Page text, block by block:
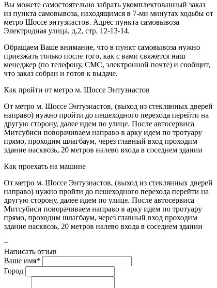
Вы можете самостоятельно забрать укомплектованный заказ
из пункта самовывоза, находящимся в 7-ми минутах ходьбы от
метро Шоссе энтузиастов. Адрес пункта самовывоза
Электродная улица, д.2, стр. 12-13-14.
Обращаем Ваше внимание, что в пункт самовывоза нужно
приезжать только после того, как с вами свяжется наш
менеджер (по телефону, СМС, электронной почте) и сообщит,
что заказ собран и готов к выдаче.
Как пройти от метро м. Шоссе Энтузиастов
От метро м. Шоссе Энтузиастов, (выход из стеклянных дверей
направо) нужно пройти до пешеходного перехода перейти на
другую сторону, далее идем по улице. После автосервиса
Митсубиси поворачиваем направо в арку идем по тротуару
прямо, проходим шлагбаум, через главный вход проходим
здание насквозь, 20 метров налево входа в соседнем здании
Как проехать на машине
От метро м. Шоссе Энтузиастов, (выход из стеклянных дверей
направо) нужно пройти до пешеходного перехода перейти на
другую сторону, далее идем по улице. После автосервиса
Митсубиси поворачиваем направо в арку идем по тротуару
прямо, проходим шлагбаум, через главный вход проходим
здание насквозь, 20 метров налево входа в соседнем здании
+
Написать отзыв
Ваше имя*
Город